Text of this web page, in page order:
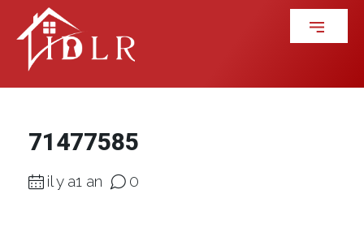
71477585
il y a1 an 0